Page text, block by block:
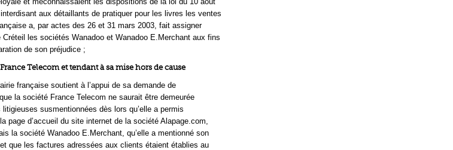
aux détaillants de pratiquer pour les livres les ventes
a, par actes des 26 et 31 mars 2003, fait assigner
les sociétés Wanadoo et Wanadoo E.Merchant aux fins
de son préjudice ;
Telecom et tendant à sa mise hors de cause
française soutient à l’appui de sa demande de
la société France Telecom ne saurait être demeurée
susmentionnées dès lors qu’elle a permis
page d’accueil du site internet de la société Alapage.com,
la société Wanadoo E.Merchant, qu’elle a mentionné son
que les factures adressées aux clients étaient établies au